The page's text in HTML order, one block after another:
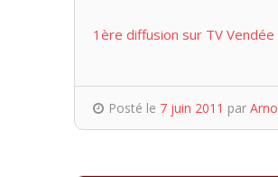
1ère diffusion sur TV Vendée
Posté le 7 juin 2011 par Arno